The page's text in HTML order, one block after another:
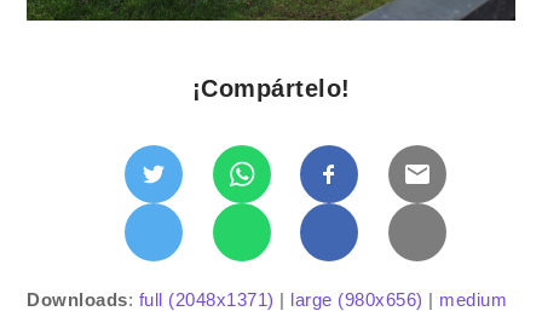
¡Compártelo!
Downloads: full (2048x1371) | large (980x656) | medium